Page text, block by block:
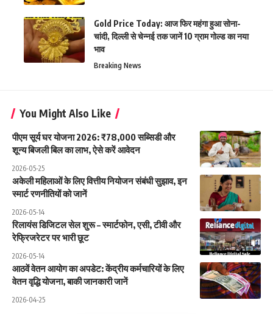
Gold Price Today: आज फिर महंगा हुआ सोना-
चांदी, दिल्ली से चेन्नई तक जानें 10 ग्राम गोल्ड का नया
भाव
Breaking News
You Might Also Like
पीएम सूर्य घर योजना 2026: ₹78,000 सब्सिडी और
शून्य बिजली बिल का लाभ, ऐसे करें आवेदन
2026-05-25
अकेली महिलाओं के लिए वित्तीय नियोजन संबंधी सुझाव, इन
स्मार्ट रणनीतियों को जानें
2026-05-14
रिलायंस डिजिटल सेल शुरू – स्मार्टफोन, एसी, टीवी और
रेफ्रिजरेटर पर भारी छूट
2026-05-14
आठवें वेतन आयोग का अपडेट: केंद्रीय कर्मचारियों के लिए
वेतन वृद्धि योजना, बाकी जानकारी जानें
2026-04-25